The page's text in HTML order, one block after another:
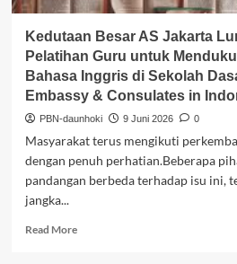
di
Dasar
Indonesia
–
U.S.
Embassy
Consulates
in
Indonesia
Kedutaan Besar AS Jakarta
Pelatihan Guru untuk
Bahasa Inggris di Sekolah
Embassy & Consulates in
PBN-daunhoki 9 Juni 2026 0
Masyarakat terus mengikuti
dengan penuh perhatian.Beberapa
pandangan berbeda terhadap isu ini,
jangka...
Read MoreRead